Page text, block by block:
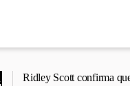
Ridley Scott confirma